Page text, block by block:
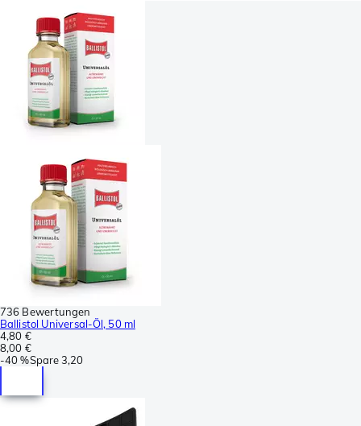
736 Bewertungen
Ballistol Universal-Öl, 50 ml
4,80 €
8,00 €
-40 %Spare3,20